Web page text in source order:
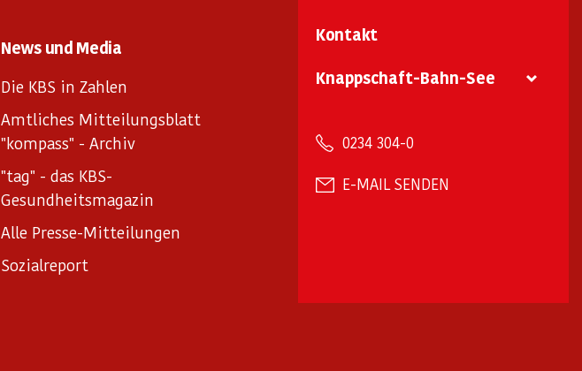
News und Media
Die KBS in Zahlen
Amtliches Mitteilungsblatt
"kompass" - Archiv
"tag" - das KBS-
Gesundheitsmagazin
Alle Presse-Mitteilungen
Sozialreport
Kontakt
Knappschaft-Bahn-See
0234 304-0
E-MAIL SENDEN